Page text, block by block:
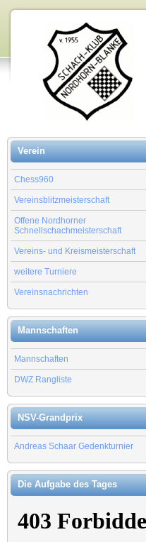
Verein
Chess960
Vereinsblitzmeisterschaft
Offene Nordhorner
Schnellschachmeisterschaft
Vereins- und Kreismeisterschaft
weitere Turniere
Vereinsnachrichten
Mannschaften
Mannschaften
DWZ Rangliste
NSV-Grandprix
Andreas Schaar Gedenkturnier
Die Aufgabe des Tages